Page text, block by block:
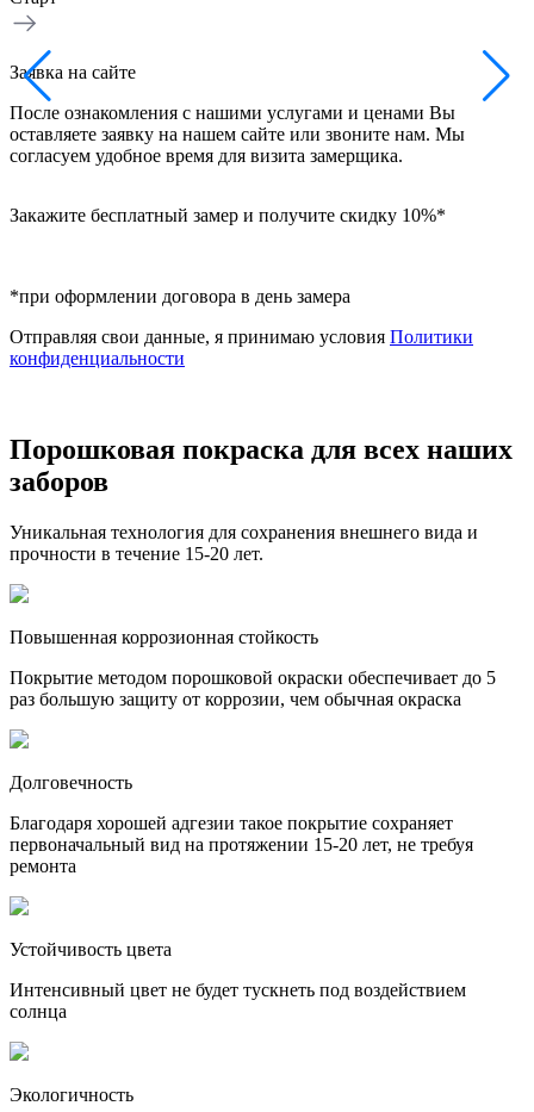
Заявка на сайте
После ознакомления с нашими услугами и ценами Вы
оставляете заявку на нашем сайте или звоните нам. Мы
согласуем удобное время для визита замерщика.
Закажите бесплатный замер и получите скидку 10%*
*при оформлении договора в день замера
Отправляя свои данные, я принимаю условия Политики
конфиденциальности
Порошковая покраска для всех наших
заборов
Уникальная технология для сохранения внешнего вида и
прочности в течение 15-20 лет.
Повышенная коррозионная стойкость
Покрытие методом порошковой окраски обеспечивает до 5
раз большую защиту от коррозии, чем обычная окраска
Долговечность
Благодаря хорошей адгезии такое покрытие сохраняет
первоначальный вид на протяжении 15-20 лет, не требуя
ремонта
Устойчивость цвета
Интенсивный цвет не будет тускнеть под воздействием
солнца
Экологичность